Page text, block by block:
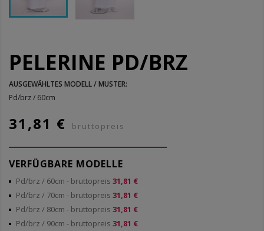
PELERINE PD/BRZ
AUSGEWÄHLTES MODELL / MUSTER:
Pd/brz / 60cm
31,81 € bruttopreis
VERFÜGBARE MODELLE
Pd/brz / 60cm - bruttopreis 31,81 €
Pd/brz / 70cm - bruttopreis 31,81 €
Pd/brz / 80cm - bruttopreis 31,81 €
Pd/brz / 90cm - bruttopreis 31,81 €